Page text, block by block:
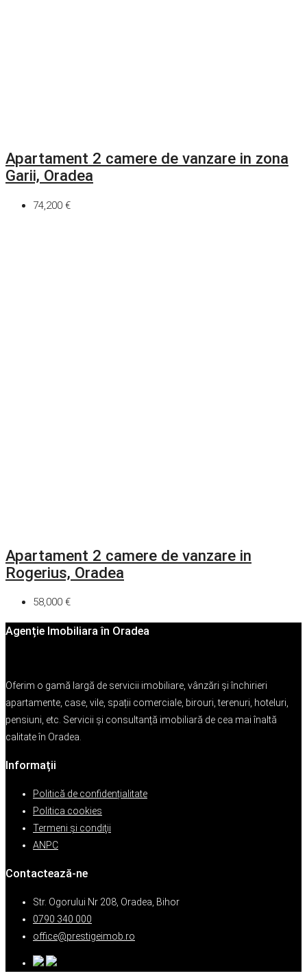
Apartament 2 camere de vanzare in zona
Garii, Oradea
74,200 €
Apartament 2 camere de vanzare in
Rogerius, Oradea
58,000 €
Agenție Imobiliara în Oradea
Oferim o gamă largă de servicii imobiliare, vânzări și închirieri
apartamente, case, vile, spații comerciale, birouri, terenuri, hoteluri,
pensiuni, etc. Servicii și consultanță imobiliară de cea mai înaltă
calitate în Oradea.
Informații
Politică de confidențialitate
Politica cookies
Termeni şi condiţii
ANPC
Contactează-ne
Str. Ogorului Nr 208, Oradea, Bihor
0790 340 000
office@prestigeimob.ro